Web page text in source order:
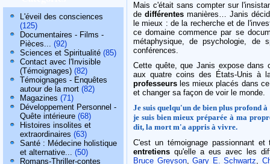
L'éveil des consciences
(125)
Documentaires - Films -
Pièces... (92)
Sciences et Spiritualité (85)
Contact avec l'Invisible
(Témoignages) (82)
Témoignages - Enquêtes
autour de la mort (82)
Magazines (71)
Développement Personnel -
Quête intérieure (68)
Histoires insolites et
extraordinaires (63)
Santé : Médecine holistique
et alternative... (50)
Romans-Thriller-contes
Mais c'était sans compter sur
de différentes manières… Janis
le mieux : de la recherche et de
ce domaine commence par se
métaphysique, de psychologie, de
conférences.
Cette quête, que Janis expose dans
aux quatre coins des États-Unis à
professeurs les mieux placés dans
et changer sa façon de voir le monde.
Je suis quelqu'un de bien plus profond
je suis bien mieux préparée à ma
dit, la mort m'a appris à vivre.
C'est un témoignage passionnant
entretiens qu'elle a eus avec les
Bruce Greyson,Gary E. Schwartz,